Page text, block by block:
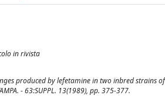
in rivista
produced by lefetamine in two inbred strains of
- 63:SUPPL. 13(1989), pp. 375-377.